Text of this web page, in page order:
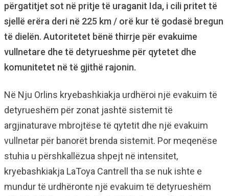
përgatitjet sot në pritje të uraganit Ida, i cili pritet të
sjellë erëra deri në 225 km / orë kur të godasë bregun
të dielën. Autoritetet bënë thirrje për evakuime
vullnetare dhe të detyrueshme për qytetet dhe
komunitetet në të gjithë rajonin.
Në Nju Orlins kryebashkiakja urdhëroi një evakuim të
detyrueshëm për zonat jashtë sistemit të
argjinaturave mbrojtëse të qytetit dhe një evakuim
vullnetar për banorët brenda sistemit. Por meqenëse
stuhia u përshkallëzua shpejt në intensitet,
kryebashkiakja LaToya Cantrell tha se nuk ishte e
mundur të urdhëronte një evakuim të detyrueshëm